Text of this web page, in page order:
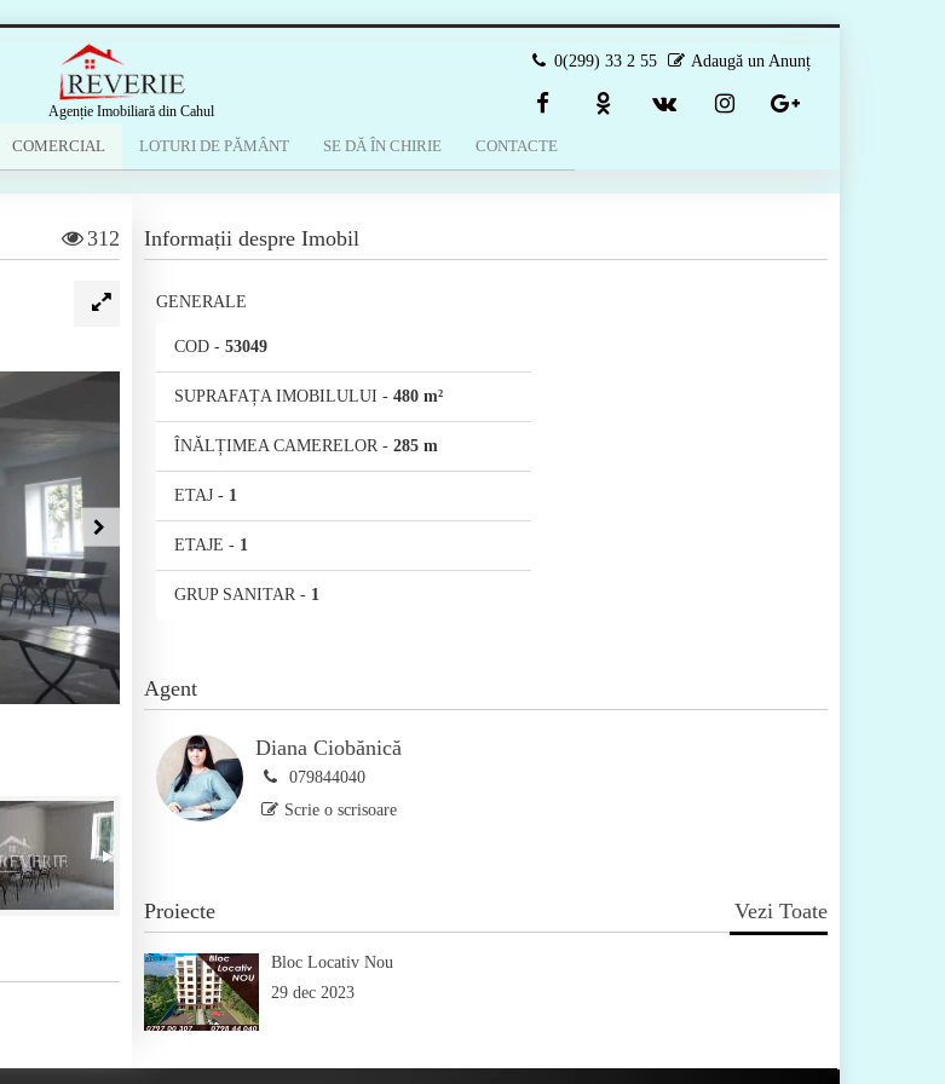
Agenție Imobiliară din Cahul
0(299) 33 2 55 Adaugă un Anunț
COMERCIAL LOTURI DE PĂMÂNT SE DĂ ÎN CHIRIE CONTACTE
312 Informații despre Imobil
GENERALE
COD - 53049
SUPRAFAȚA IMOBILULUI - 480 m²
ÎNĂLȚIMEA CAMERELOR- 285 m
ETAJ - 1
ETAJE - 1
GRUP SANITAR- 1
Agent
Diana Ciobănică
079844040
Scrie o scrisoare
Proiecte Vezi Toate
Bloc Locativ Nou
29 dec 2023